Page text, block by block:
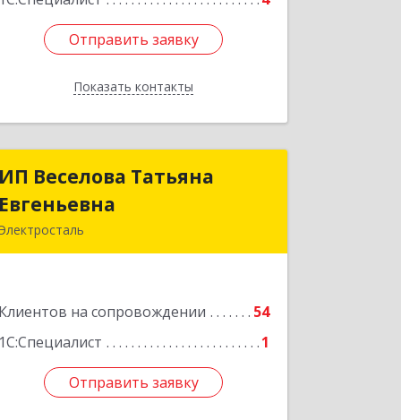
Отправить заявку
Показать контакты
Отправить заявку
Назад
ИП Веселова Татьяна
Евгеньевна
Электросталь
Клиентов на сопровождении
54
1С:Специалист
1
Отправить заявку
ИП Веселова Татьяна
Подробнее
Отправить заявку